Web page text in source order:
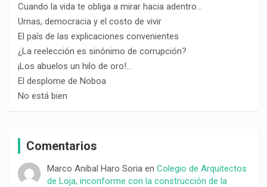
Cuando la vida te obliga a mirar hacia adentro…
Urnas, democracia y el costo de vivir
El país de las explicaciones convenientes
¿La reelección es sinónimo de corrupción?
¡Los abuelos un hilo de oro!…
El desplome de Noboa
No está bien
Comentarios
Marco Anibal Haro Soriaen Colegio de Arquitectos
de Loja, inconforme con la construcción de la